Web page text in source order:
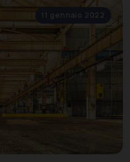
11 gennaio 2022